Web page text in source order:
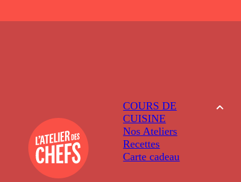
COURS DE
CUISINE
Nos Ateliers
Recettes
Carte cadeau